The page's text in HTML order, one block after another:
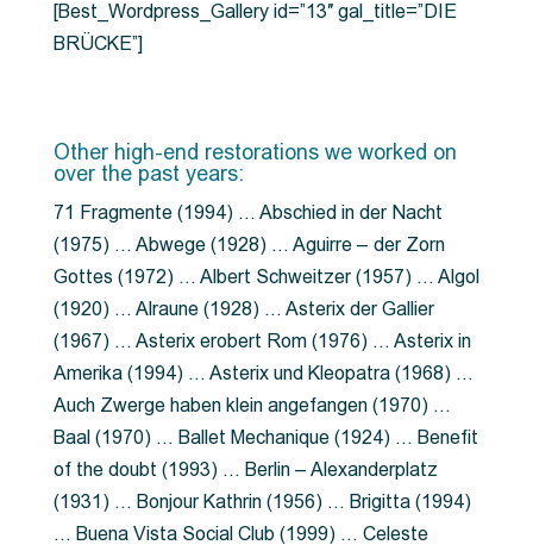
[Best_Wordpress_Gallery id=”13″ gal_title=”DIE
BRÜCKE”]
Other high-end restorations we worked on
over the past years:
71 Fragmente (1994) … Abschied in der Nacht
(1975) … Abwege (1928) … Aguirre – der Zorn
Gottes (1972) … Albert Schweitzer (1957) … Algol
(1920) … Alraune (1928) … Asterix der Gallier
(1967) … Asterix erobert Rom (1976) … Asterix in
Amerika (1994) … Asterix und Kleopatra (1968) …
Auch Zwerge haben klein angefangen (1970) …
Baal (1970) … Ballet Mechanique (1924) … Benefit
of the doubt (1993) … Berlin – Alexanderplatz
(1931) … Bonjour Kathrin (1956) … Brigitta (1994)
… Buena Vista Social Club (1999) … Celeste